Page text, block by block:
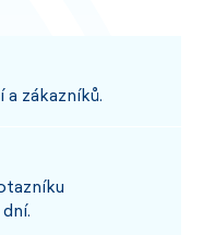
a zákazníků.